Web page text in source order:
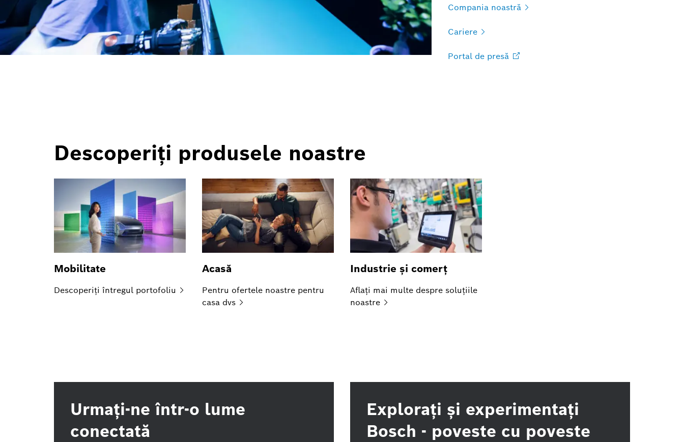
Compania noastră
Cariere
Portal de presă
Descoperiţi produsele noastre
Mobilitate
Descoperiți întregul portofoliu
Acasă
Pentru ofertele noastre pentru
casa dvs
Industrie şi comerţ
Aflați mai multe despre soluțiile
noastre
Urmaţi-ne într-o lume
conectată
Exploraţi şi experimentaţi
Bosch - poveste cu poveste